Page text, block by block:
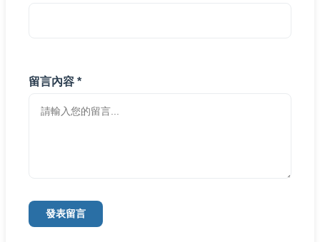
留言內容 *
發表留言